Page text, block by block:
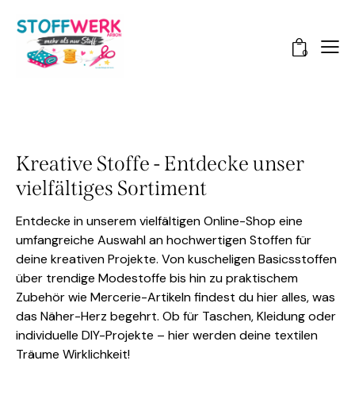
0
Kreative Stoffe - Entdecke unser
vielfältiges Sortiment
Entdecke in unserem vielfältigen Online-Shop eine
umfangreiche Auswahl an hochwertigen Stoffen für
deine kreativen Projekte. Von kuscheligen Basicsstoffen
über trendige Modestoffe bis hin zu praktischem
Zubehör wie Mercerie-Artikeln findest du hier alles, was
das Näher-Herz begehrt. Ob für Taschen, Kleidung oder
individuelle DIY-Projekte – hier werden deine textilen
Träume Wirklichkeit!